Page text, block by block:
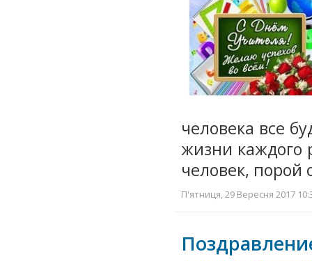
человека все
жизни каждого
человек, порой
П'ятниця, 29 Вересня 2017